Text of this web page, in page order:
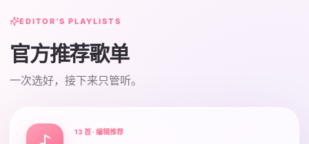
EDITOR'S PLAYLISTS
官方推荐歌单
一次选好，接下来只管听。
13 首 · 编辑推荐